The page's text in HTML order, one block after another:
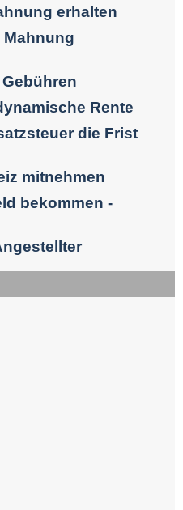
erhalten
Rente
die Frist
mitnehmen
bekommen -